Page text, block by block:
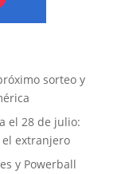
sorteo y
el 28 de julio:
extranjero
y Powerball